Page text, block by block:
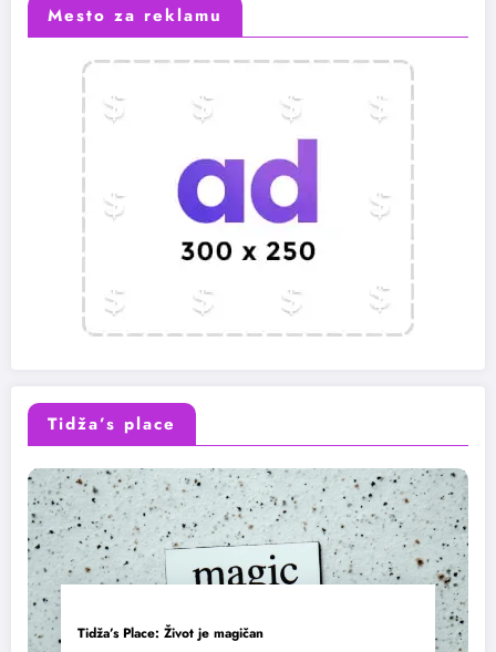
Mesto za reklamu
Tidža’s place
Tidža’s Place: Život je magičan